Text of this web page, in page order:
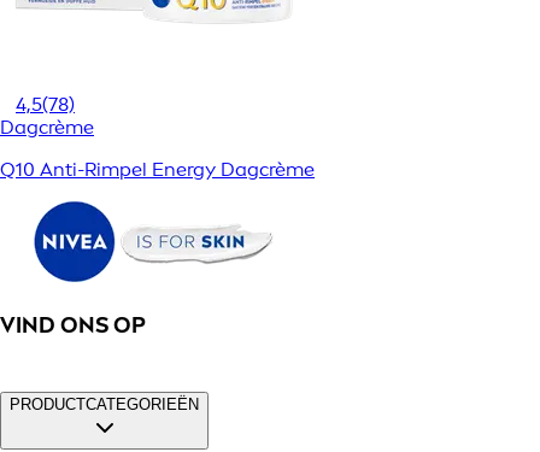
4,5(78)
Dagcrème
Q10 Anti-Rimpel Energy Dagcrème
VIND ONS OP
PRODUCTCATEGORIEËN